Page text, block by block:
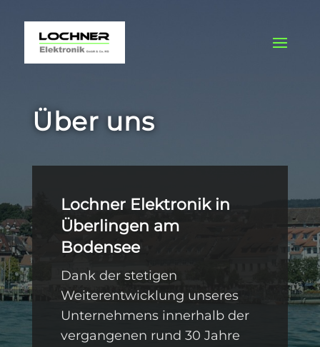
Über uns
Lochner Elektronik in
Überlingen am
Bodensee
Dank der stetigen
Weiterentwicklung unseres
Unternehmens innerhalb der
vergangenen rund 30 Jahre